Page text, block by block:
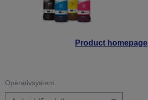
Product homepage
Operativsystem: